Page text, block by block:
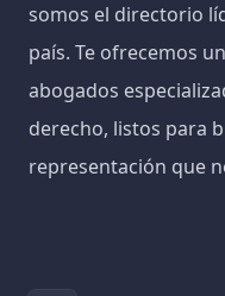
somos el directorio
país. Te ofrecemos
abogados
derecho, listos para
representación que